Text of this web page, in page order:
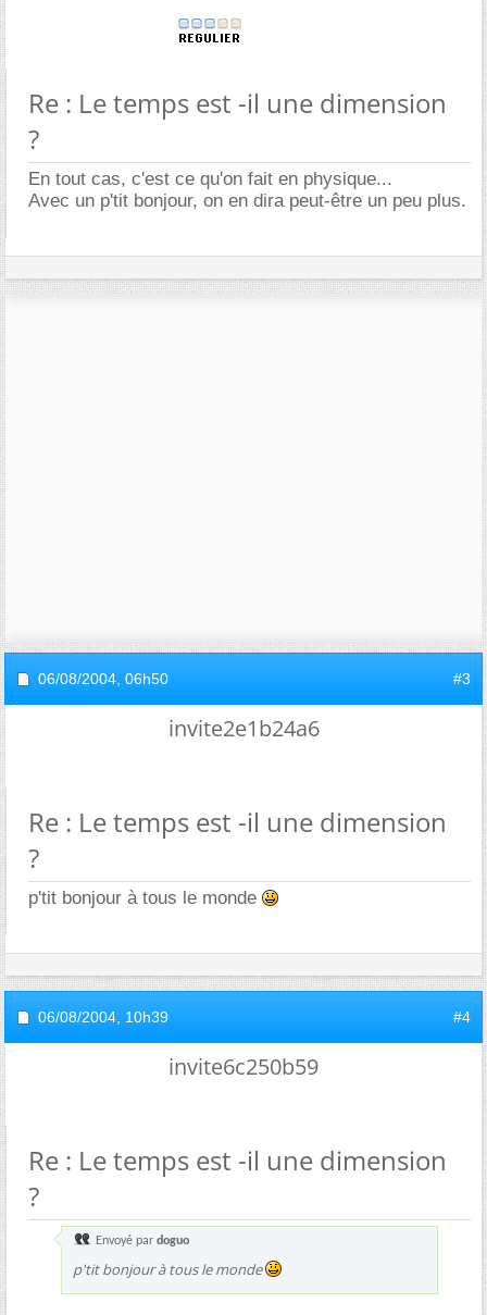
Re : Le temps est -il une dimension
?
En tout cas, c'est ce qu'on fait en physique...
Avec un p'tit bonjour, on en dira peut-être un peu plus.
06/08/2004, 06h50 #3
invite2e1b24a6
Re : Le temps est -il une dimension
?
p'tit bonjour à tous le monde
06/08/2004, 10h39 #4
invite6c250b59
Re : Le temps est -il une dimension
?
Envoyé par doguo
p'tit bonjour à tous le monde